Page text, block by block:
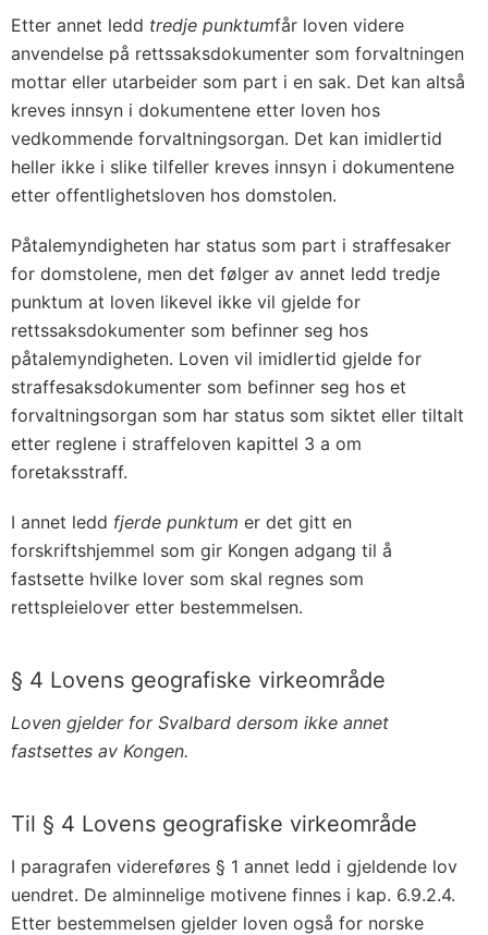
Etter annet ledd tredje punktumfår loven videre
anvendelse på rettssaksdokumenter som forvaltningen
mottar eller utarbeider som part i en sak. Det kan altså
kreves innsyn i dokumentene etter loven hos
vedkommende forvaltningsorgan. Det kan imidlertid
heller ikke i slike tilfeller kreves innsyn i dokumentene
etter offentlighetsloven hos domstolen.
Påtalemyndigheten har status som part i straffesaker
for domstolene, men det følger av annet ledd tredje
punktum at loven likevel ikke vil gjelde for
rettssaksdokumenter som befinner seg hos
påtalemyndigheten. Loven vil imidlertid gjelde for
straffesaksdokumenter som befinner seg hos et
forvaltningsorgan som har status som siktet eller tiltalt
etter reglene i straffeloven kapittel 3 a om
foretaksstraff.
I annet ledd fjerde punktum er det gitt en
forskriftshjemmel som gir Kongen adgang til å
fastsette hvilke lover som skal regnes som
rettspleielover etter bestemmelsen.
§ 4 Lovens geografiske virkeområde
Loven gjelder for Svalbard dersom ikke annet
fastsettes av Kongen.
Til § 4 Lovens geografiske virkeområde
I paragrafen videreføres § 1 annet ledd i gjeldende lov
uendret. De alminnelige motivene finnes i kap. 6.9.2.4.
Etter bestemmelsen gjelder loven også for norske